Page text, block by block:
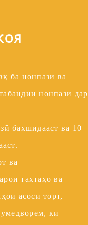
ба нонпазӣ ва
нонпазӣ дар
бахшидааст ва 10
ва
тахтаҳо ва
асоси торт,
ки